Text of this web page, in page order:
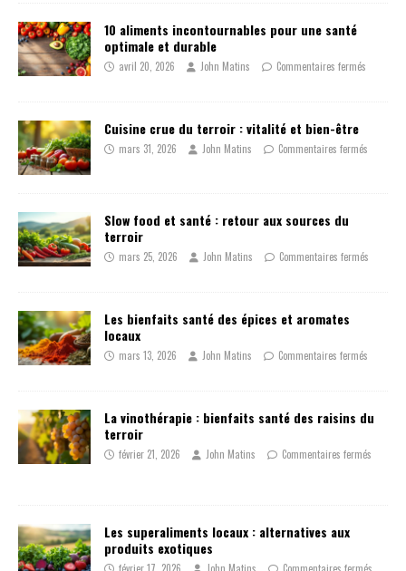
10 aliments incontournables pour une santé
optimale et durable
avril 20, 2026 John Matins Commentaires fermés
Cuisine crue du terroir : vitalité et bien-être
mars 31, 2026 John Matins Commentaires fermés
Slow food et santé : retour aux sources du
terroir
mars 25, 2026 John Matins Commentaires fermés
Les bienfaits santé des épices et aromates
locaux
mars 13, 2026 John Matins Commentaires fermés
La vinothérapie : bienfaits santé des raisins du
terroir
février 21, 2026 John Matins Commentaires fermés
Les superaliments locaux : alternatives aux
produits exotiques
février 17, 2026 John Matins Commentaires fermés